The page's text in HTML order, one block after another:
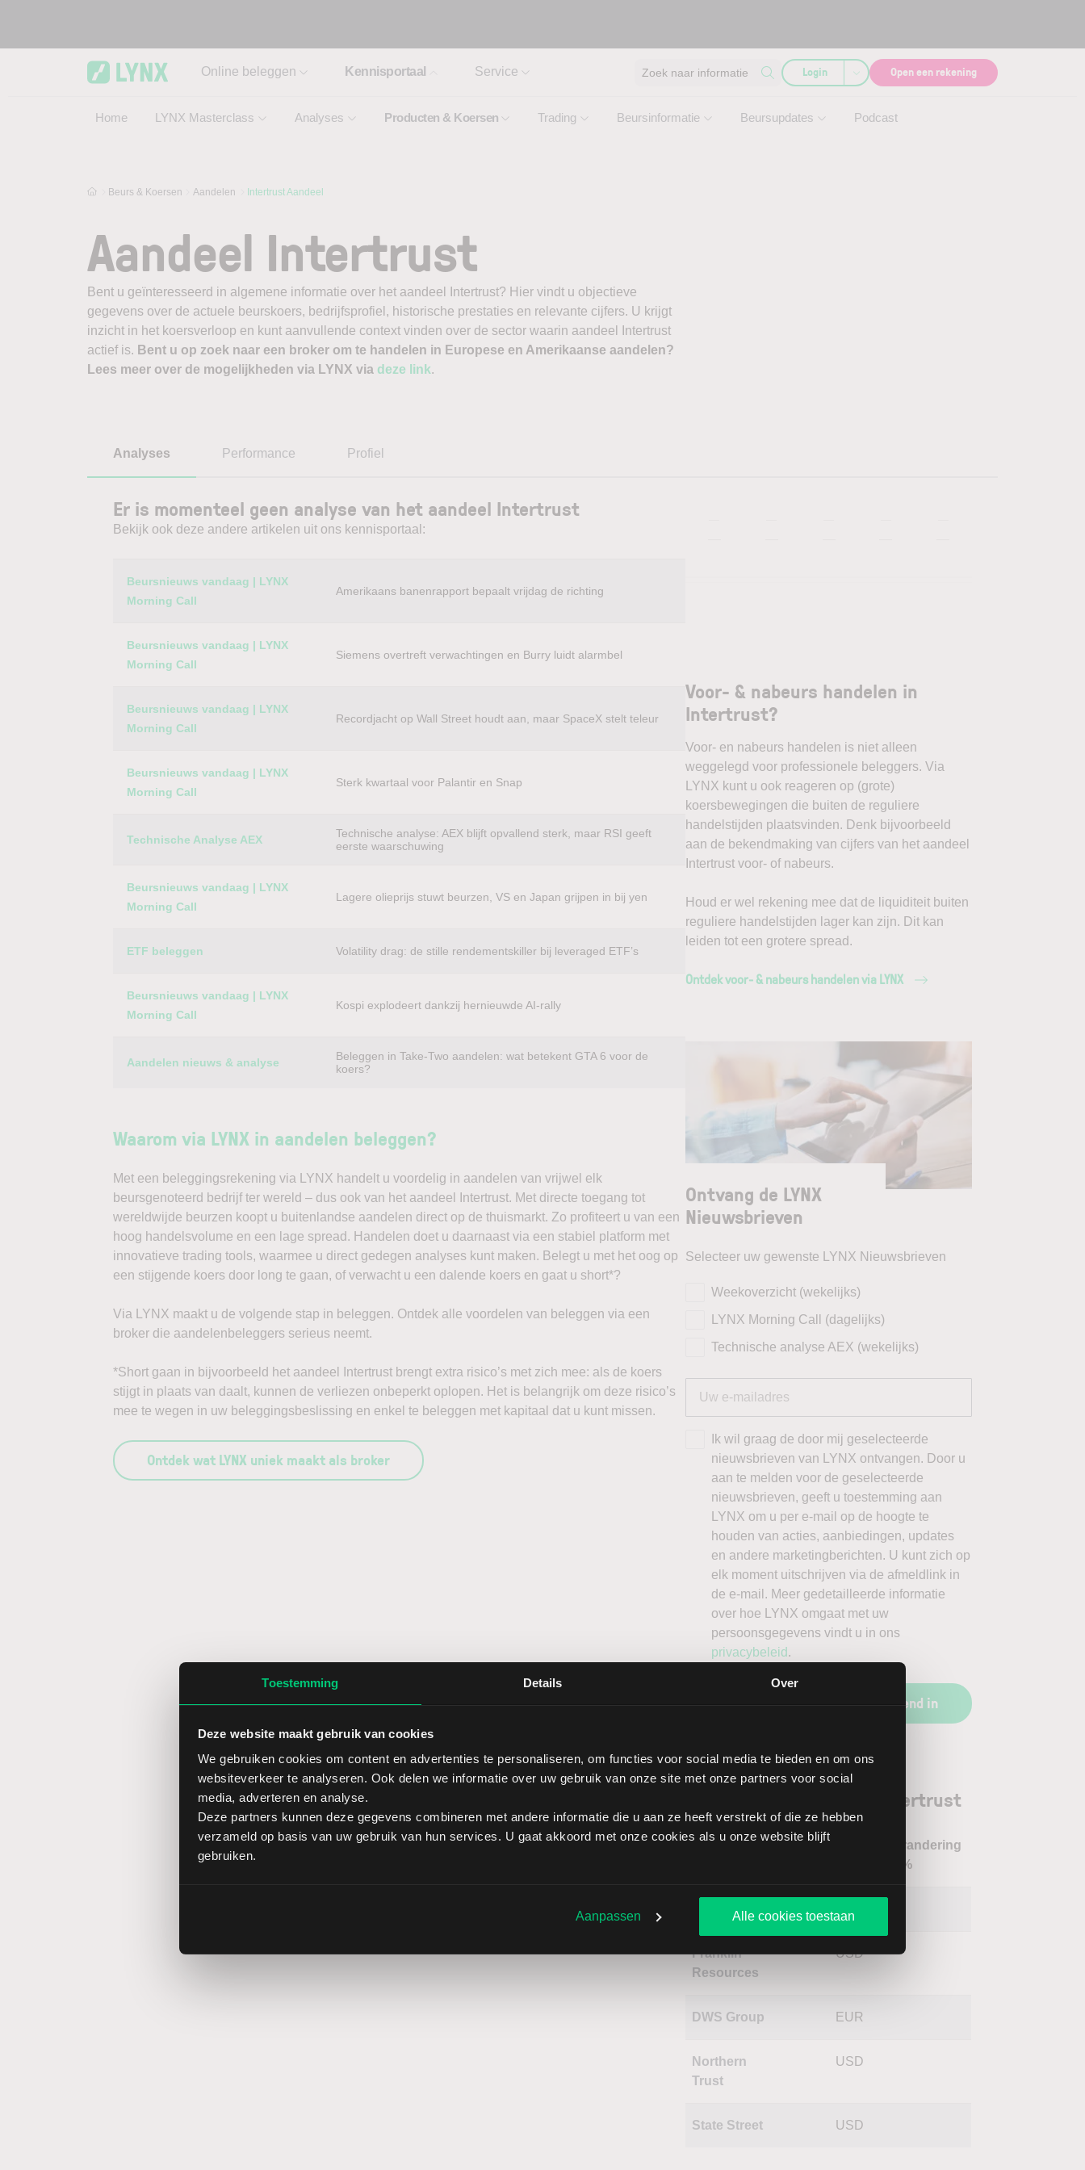
Toestemming Details Over
Deze website maakt gebruik van cookies
We gebruiken cookies om content en advertenties te personaliseren, om functies voor social media te bieden en om ons
websiteverkeer te analyseren. Ook delen we informatie over uw gebruik van onze site met onze partners voor social
media, adverteren en analyse.
Deze partners kunnen deze gegevens combineren met andere informatie die u aan ze heeft verstrekt of die ze hebben
verzameld op basis van uw gebruik van hun services. U gaat akkoord met onze cookies als u onze website blijft
gebruiken.
Aanpassen Alle cookies toestaan
Online beleggen Kennisportaal
Home LYNX Masterclass Analyses Producten & Koersen Trading Beursinformatie Beursupdates Podcast
Service Zoek naar informatie Login Open een rekening
Beurs & Koersen Aandelen Intertrust Aandeel
Aandeel Intertrust
Bent u geïnteresseerd in algemene informatie over het aandeel Intertrust? Hier vindt u objectieve
gegevens over de actuele beurskoers, bedrijfsprofiel, historische prestaties en relevante cijfers. U krijgt
inzicht in het koersverloop en kunt aanvullende context vinden over de sector waarin aandeel Intertrust
actief is. Bent u op zoek naar een broker om te handelen in Europese en Amerikaanse aandelen?
Lees meer over de mogelijkheden via LYNX via deze link.
Analyses Performance Profiel
Er is momenteel geen analyse van het aandeel Intertrust
Bekijk ook deze andere artikelen uit ons kennisportaal:
Category Titel
Beursnieuws vandaag | LYNX
Morning Call
Amerikaans banenrapport bepaalt vrijdag de richting
Beursnieuws vandaag | LYNX
Morning Call
Siemens overtreft verwachtingen en Burry luidt alarmbel
Beursnieuws vandaag | LYNX
Morning Call
Recordjacht op Wall Street houdt aan, maar SpaceX stelt teleur
Beursnieuws vandaag | LYNX
Morning Call
Sterk kwartaal voor Palantir en Snap
Technische Analyse AEX
Technische analyse: AEX blijft opvallend sterk, maar RSI geeft
eerste waarschuwing
Beursnieuws vandaag | LYNX
Morning Call
Lagere olieprijs stuwt beurzen, VS en Japan grijpen in bij yen
ETF beleggen Volatility drag: de stille rendementskiller bij leveraged ETF’s
Beursnieuws vandaag | LYNX
Morning Call
Kospi explodeert dankzij hernieuwde AI-rally
Aandelen nieuws & analyse
Beleggen in Take-Two aandelen: wat betekent GTA 6 voor de
koers?
Waarom via LYNX in aandelen beleggen?
Met een beleggingsrekening via LYNX handelt u voordelig in aandelen van vrijwel elk
beursgenoteerd bedrijf ter wereld – dus ook van het aandeel Intertrust. Met directe toegang tot
wereldwijde beurzen koopt u buitenlandse aandelen direct op de thuismarkt. Zo profiteert u van een
hoog handelsvolume en een lage spread. Handelen doet u daarnaast via een stabiel platform met
innovatieve trading tools, waarmee u direct gedegen analyses kunt maken. Belegt u met het oog op
een stijgende koers door long te gaan, of verwacht u een dalende koers en gaat u short*?
Via LYNX maakt u de volgende stap in beleggen. Ontdek alle voordelen van beleggen via een
broker die aandelenbeleggers serieus neemt.
*Short gaan in bijvoorbeeld het aandeel Intertrust brengt extra risico’s met zich mee: als de koers
stijgt in plaats van daalt, kunnen de verliezen onbeperkt oplopen. Het is belangrijk om deze risico’s
mee te wegen in uw beleggingsbeslissing en enkel te beleggen met kapitaal dat u kunt missen.
Ontdek wat LYNX uniek maakt als broker
Voor- & nabeurs handelen in
Intertrust?
Voor- en nabeurs handelen is niet alleen
weggelegd voor professionele beleggers. Via
LYNX kunt u ook reageren op (grote)
koersbewegingen die buiten de reguliere
handelstijden plaatsvinden. Denk bijvoorbeeld
aan de bekendmaking van cijfers van het aandeel
Intertrust voor- of nabeurs.
Houd er wel rekening mee dat de liquiditeit buiten
reguliere handelstijden lager kan zijn. Dit kan
leiden tot een grotere spread.
Ontdek voor- & nabeurs handelen via LYNX
Ontvang de LYNX
Nieuwsbrieven
Selecteer uw gewenste LYNX Nieuwsbrieven
Weekoverzicht (wekelijks)
LYNX Morning Call (dagelijks)
Technische analyse AEX (wekelijks)
Ik wil graag de door mij geselecteerde
nieuwsbrieven van LYNX ontvangen. Door u
aan te melden voor de geselecteerde
nieuwsbrieven, geeft u toestemming aan
LYNX om u per e-mail op de hoogte te
houden van acties, aanbiedingen, updates
en andere marketingberichten. U kunt zich op
elk moment uitschrijven via de afmeldlink in
de e-mail. Meer gedetailleerde informatie
over hoe LYNX omgaat met uw
persoonsgegevens vindt u in ons
privacybeleid .
Schrijf u vrijblijvend in
Sectorgenoten aandeel Intertrust
Verandering
in %
Invesco
Franklin
Resources
USD
DWS Group EUR
Northern
Trust
USD
State Street USD